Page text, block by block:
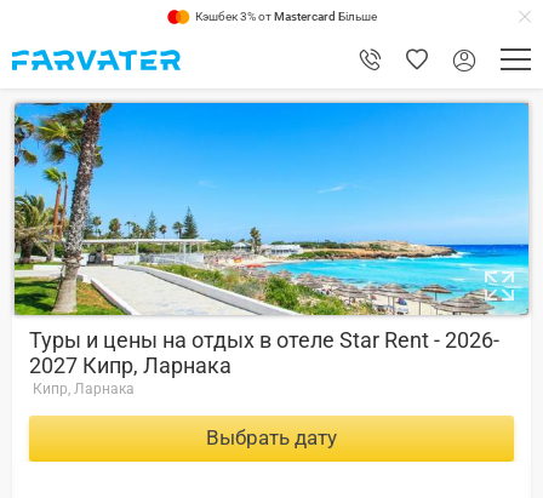
Кэшбек 3% отMastercard Більше
Туры и цены на отдых в отеле Star Rent - 2026-
2027 Кипр, Ларнака
Кипр, Ларнака
Выбрать дату